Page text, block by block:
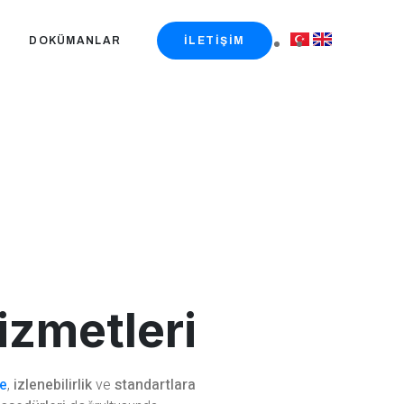
DOKÜMANLAR İLETIŞIM
, izlenebilirlikve standartlara